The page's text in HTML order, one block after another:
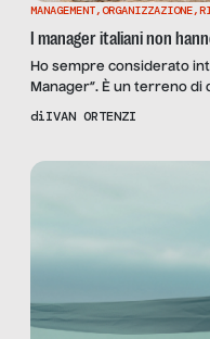
MANAGEMENT,ORGANIZZAZIONE,
I manager italiani non
Ho sempre considerato
Manager”. È un terreno
dinamiche di business dei
paese. Siamo soliti
diIVAN ORTENZI